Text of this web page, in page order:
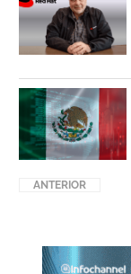
ANTERIOR